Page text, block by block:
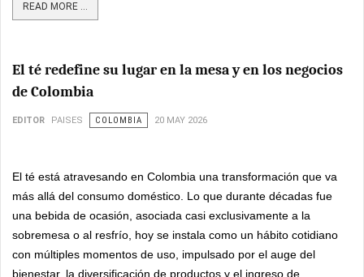
READ MORE ...
El té redefine su lugar en la mesa y en los negocios
de Colombia
EDITOR PAISES COLOMBIA 20 MAY 2026
El té está atravesando en Colombia una transformación que va
más allá del consumo doméstico. Lo que durante décadas fue
una bebida de ocasión, asociada casi exclusivamente a la
sobremesa o al resfrío, hoy se instala como un hábito cotidiano
con múltiples momentos de uso, impulsado por el auge del
bienestar, la diversificación de productos y el ingreso de